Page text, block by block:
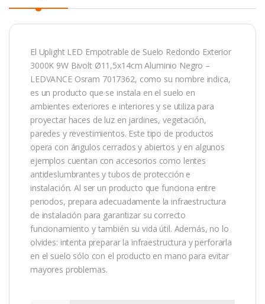
El Uplight LED Empotrable de Suelo Redondo Exterior
3000K 9W Bivolt Ø11,5x14cm Aluminio Negro –
LEDVANCE Osram 7017362, como su nombre indica,
es un producto que se instala en el suelo en
ambientes exteriores e interiores y se utiliza para
proyectar haces de luz en jardines, vegetación,
paredes y revestimientos. Este tipo de productos
opera con ángulos cerrados y abiertos y en algunos
ejemplos cuentan con accesorios como lentes
antideslumbrantes y tubos de protección e
instalación. Al ser un producto que funciona entre
periodos, prepara adecuadamente la infraestructura
de instalación para garantizar su correcto
funcionamiento y también su vida útil. Además, no lo
olvides: intenta preparar la infraestructura y perforarla
en el suelo sólo con el producto en mano para evitar
mayores problemas.